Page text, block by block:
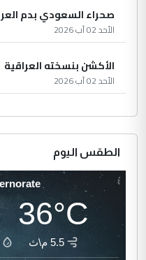
صحراء السعودي بدم
الأحد 02 آب 2026
الأكشن بنسخته العراقية
الأحد 02 آب 2026
الطقس اليوم
36°C
5.5 م\ث